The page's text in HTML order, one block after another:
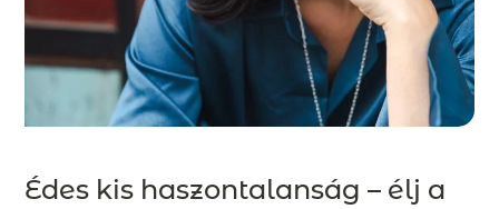
Édes kis haszontalanság – élj a